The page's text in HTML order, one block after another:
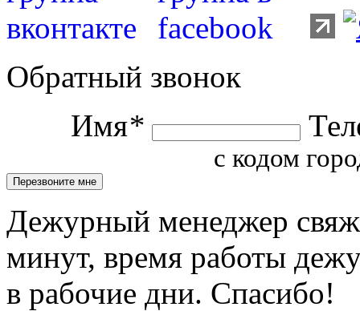
Обратный звонок
Имя*
с кодом
Дежурный менеджер
минут, время работы
в рабочие дни. Спасибо!